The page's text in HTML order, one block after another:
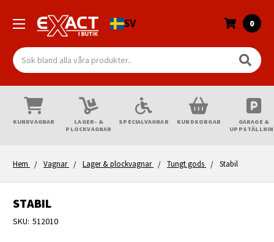
SV
Sök
0
KUNDVAGNAR
LAGER- &
PLOCKVAGNAR
SPECIALVAGNAR KUNDKORGAR
GARAGE &
Hem Vagnar Lager & plockvagnar Tungt gods Stabil
STABIL
SKU: 512010